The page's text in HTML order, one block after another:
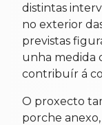
distintas
no exterior
previstas
unha medida
contribuír á
O proxecto
porche